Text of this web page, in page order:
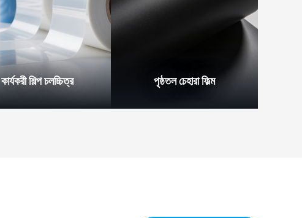
কার্যকরী শিল্প চলচ্চিত্র পৃষ্ঠতল চেহারা ফিল্ম